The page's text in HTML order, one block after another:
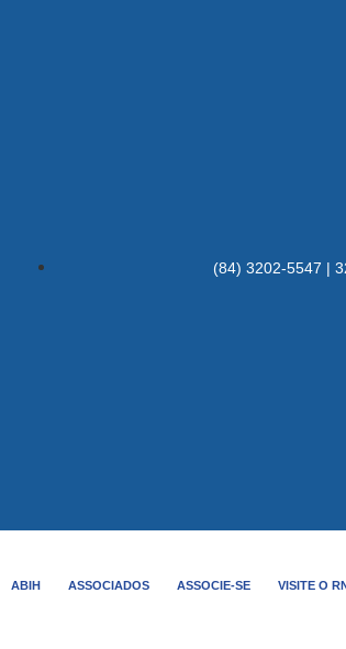
(84) 3202-5547 |
ABIH ASSOCIADOS ASSOCIE-SE VISITE O